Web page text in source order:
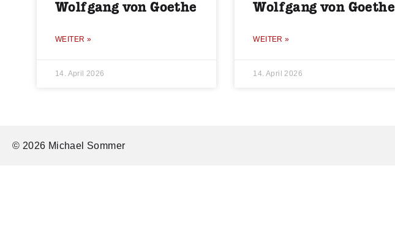
Wolfgang von Goethe
WEITER »
14. April 2026
Wolfgang von Goethe
WEITER »
14. April 2026
© 2026 Michael Sommer